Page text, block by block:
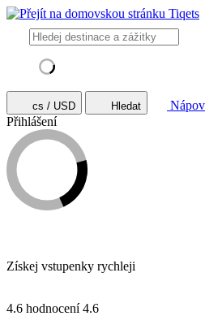
cs / USD Hledat
Přihlášení
Získej vstupenky rychleji
4.6 hodnocení 4.6